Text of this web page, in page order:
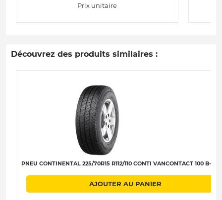
Prix unitaire
Découvrez des produits similaires :
PNEU CONTINENTAL 225/70R15 R112/110 CONTI VANCONTACT 100 B-B-
AJOUTER AU PANIER